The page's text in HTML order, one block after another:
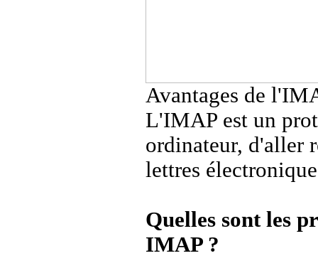
Avantages de
L'IMAP est un
ordinateur, d'aller
lettres
Quelles sont les
IMAP ?